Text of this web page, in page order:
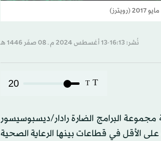
نُشر: 16:13-13 أغسطس 2024 م ـ 08 صفَر 1446 هـ
T
T
20
مجموعة البرامج الضارة رادار/ديسبوسيسور
الأقل في قطاعات بينها الرعاية الصحية